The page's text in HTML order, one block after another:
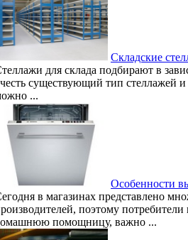
Складские
для склада подбирают в
существующий тип стеллажей
...
Особенности
в магазинах представлено
поэтому
помощницу, важно ...